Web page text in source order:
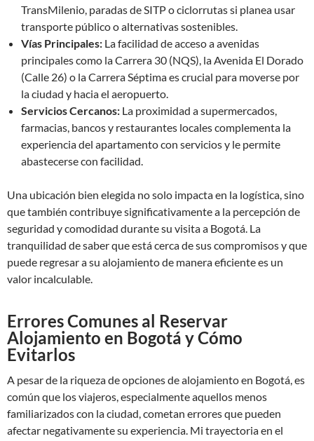
TransMilenio, paradas de SITP o ciclorrutas si planea usar
transporte público o alternativas sostenibles.
Vías Principales: La facilidad de acceso a avenidas
principales como la Carrera 30 (NQS), la Avenida El Dorado
(Calle 26) o la Carrera Séptima es crucial para moverse por
la ciudad y hacia el aeropuerto.
Servicios Cercanos: La proximidad a supermercados,
farmacias, bancos y restaurantes locales complementa la
experiencia del apartamento con servicios y le permite
abastecerse con facilidad.
Una ubicación bien elegida no solo impacta en la logística, sino
que también contribuye significativamente a la percepción de
seguridad y comodidad durante su visita a Bogotá. La
tranquilidad de saber que está cerca de sus compromisos y que
puede regresar a su alojamiento de manera eficiente es un
valor incalculable.
Errores Comunes al Reservar
Alojamiento en Bogotá y Cómo
Evitarlos
A pesar de la riqueza de opciones de alojamiento en Bogotá, es
común que los viajeros, especialmente aquellos menos
familiarizados con la ciudad, cometan errores que pueden
afectar negativamente su experiencia. Mi trayectoria en el